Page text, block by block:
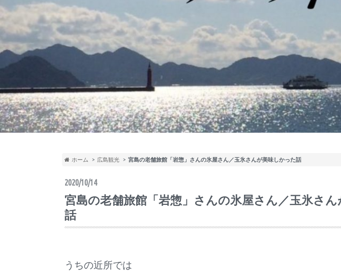
ホーム 広島観光 宮島の老舗旅館「岩惣」さんの氷屋さん／玉氷さんが美味しかった話
2020/10/14
宮島の老舗旅館「岩惣」さんの氷屋さん／玉氷さ
話
うちの近所では